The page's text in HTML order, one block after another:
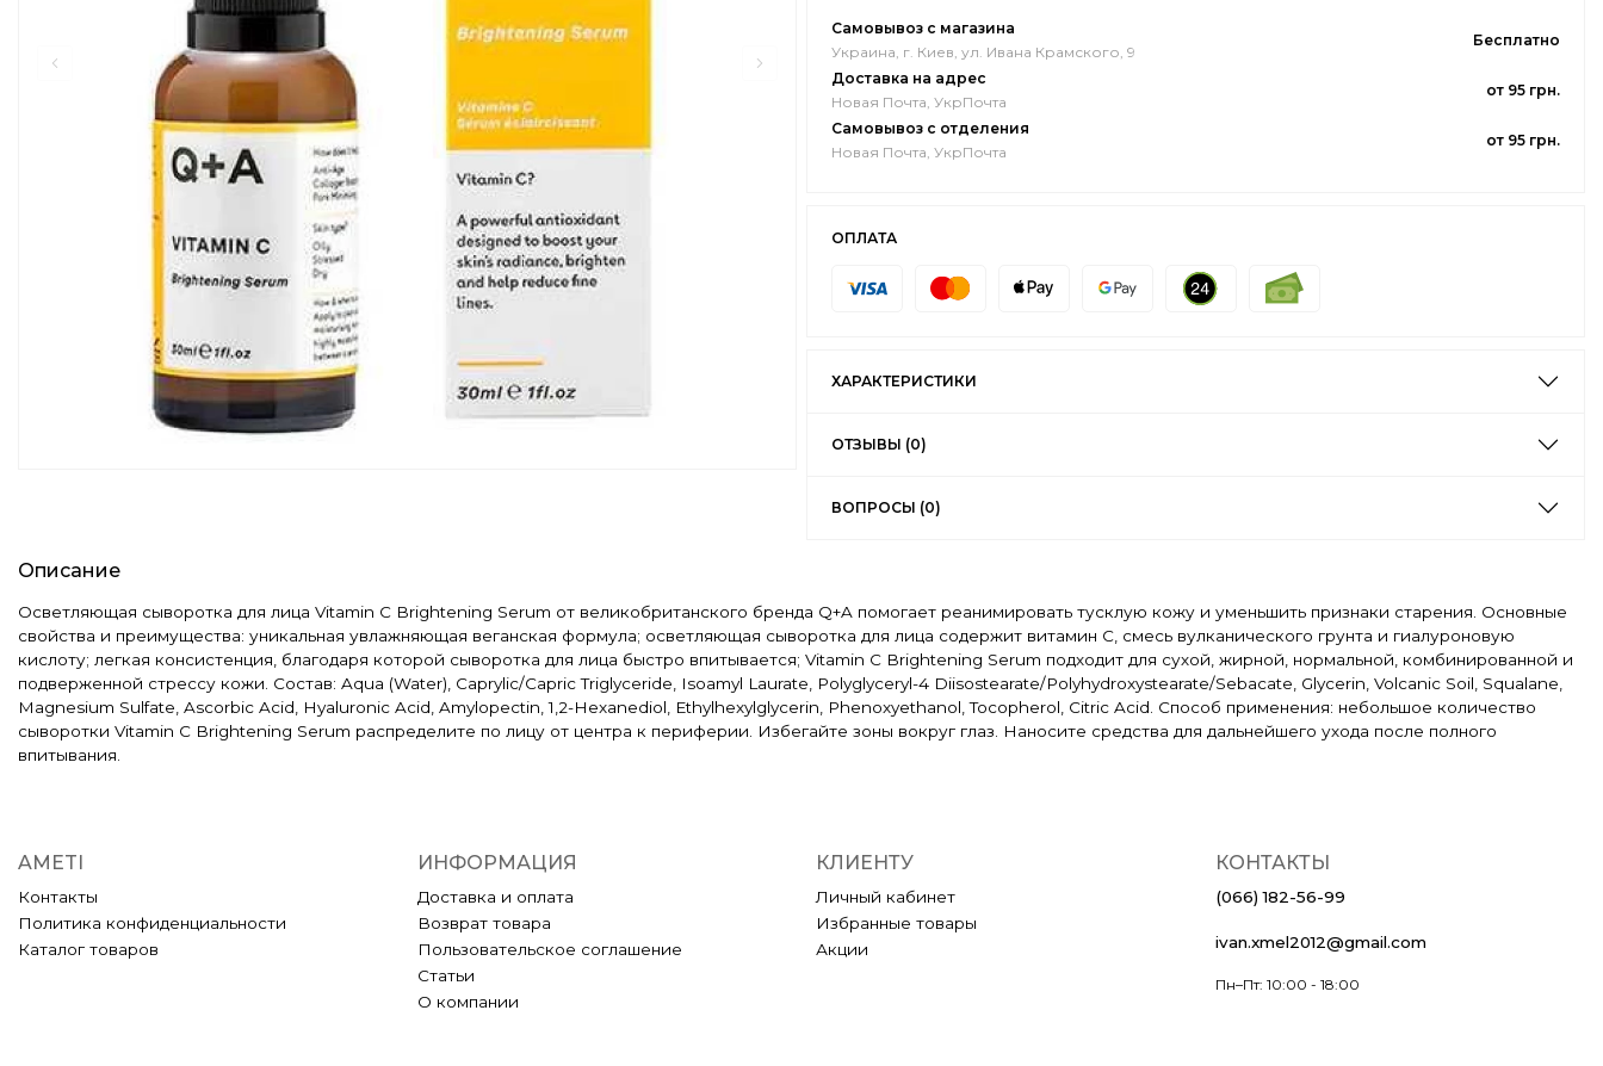
Самовывоз с магазина
Украина, г. Киев, ул. Ивана Крамского, 9
Бесплатно
Доставка на адрес
Новая Почта, УкрПочта
от 95 грн.
Самовывоз с отделения
Новая Почта, УкрПочта
от 95 грн.
ОПЛАТА
ХАРАКТЕРИСТИКИ
ОТЗЫВЫ (0)
ВОПРОСЫ (0)
Описание
Осветляющая сыворотка для лица Vitamin C Brightening Serum от великобританского бренда Q+A помогает реанимировать тусклую кожу и уменьшить признаки старения. Основные
свойства и преимущества: уникальная увлажняющая веганская формула; осветляющая сыворотка для лица содержит витамин C, смесь вулканического грунта и гиалуроновую
кислоту; легкая консистенция, благодаря которой сыворотка для лица быстро впитывается; Vitamin C Brightening Serum подходит для сухой, жирной, нормальной, комбинированной и
подверженной стрессу кожи. Состав: Aqua (Water), Caprylic/Capric Triglyceride, Isoamyl Laurate, Polyglyceryl-4 Diisostearate/Polyhydroxystearate/Sebacate, Glycerin, Volcanic Soil, Squalane,
Magnesium Sulfate, Ascorbic Acid, Hyaluronic Acid, Amylopectin, 1,2-Hexanediol, Ethylhexylglycerin, Phenoxyethanol, Tocopherol, Citric Acid. Способ применения: небольшое количество
сыворотки Vitamin C Brightening Serum распределите по лицу от центра к периферии. Избегайте зоны вокруг глаз. Наносите средства для дальнейшего ухода после полного
впитывания.
AMETI
Контакты
Политика конфиденциальности
Каталог товаров
ИНФОРМАЦИЯ
Доставка и оплата
Возврат товара
Пользовательское соглашение
Статьи
О компании
КЛИЕНТУ
Личный кабинет
Избранные товары
Акции
КОНТАКТЫ
(066) 182-56-99
ivan.xmel2012@gmail.com
Пн–Пт: 10:00 - 18:00